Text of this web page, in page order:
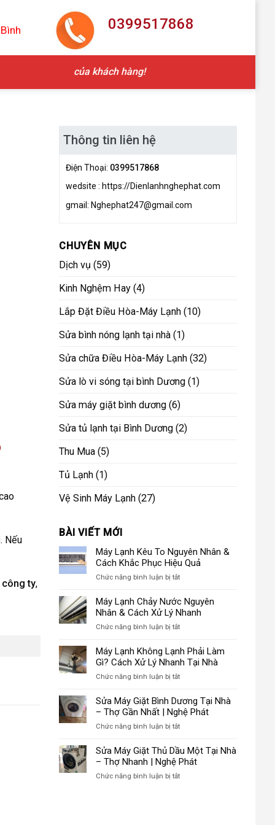
0399517868
lòng của khách hàng!
. Nếu
công ty,
Thông tin liên hệ
Điện Thoại: 0399517868
wedsite : https://Dienlanhnghephat.com
gmail: Nghephat247@gmail.com
CHUYÊN MỤC
Dịch vụ (59)
Kinh Nghệm Hay (4)
Lắp Đặt Điều Hòa-Máy Lạnh (10)
Sửa bình nóng lạnh tại nhà (1)
Sửa chữa Điều Hòa-Máy Lạnh (32)
Sửa lò vi sóng tại bình Dương (1)
Sửa máy giặt bình dương (6)
Sửa tủ lạnh tại Bình Dương (2)
Thu Mua (5)
Tủ Lạnh (1)
Vệ Sinh Máy Lạnh (27)
BÀI VIẾT MỚI
Máy Lạnh Kêu To Nguyên Nhân &
Cách Khắc Phục Hiệu Quả
Chức năng bình luận bị tắtở
Lạnh
Kêu
Nguyên
&
Cách
Khắc
Hiệu
Quả
Máy Lạnh Chảy Nước Nguyên
Nhân & Cách Xử Lý Nhanh
Chức năng bình luận bị tắtở
Lạnh
Chảy
Nguyên
&
Cách
Xử
Nhanh
Máy Lạnh Không Lạnh Phải Làm
Gì? Cách Xử Lý Nhanh Tại Nhà
Chức năng bình luận bị tắtở
Lạnh
Không
Phải
Gì?
Cách
Xử
Sửa Máy Giặt Bình Dương Tại Nhà
– Thợ Gần Nhất | Nghệ Phát
Chức năng bình luận bị tắtở
Máy
Giặt
Dương
Sửa Máy Giặt Thủ Dầu Một Tại Nhà
– Thợ Nhanh | Nghệ Phát
Chức năng bình luận bị tắtở